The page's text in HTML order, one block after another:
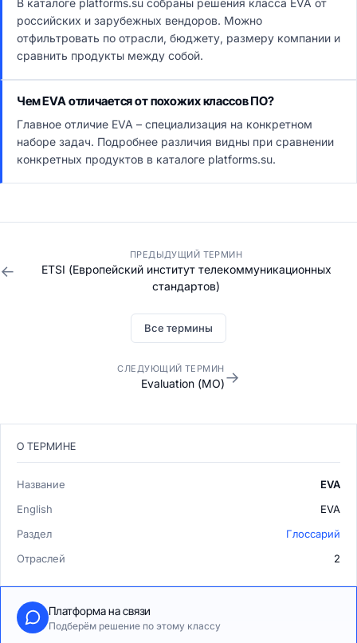
В каталоге platforms.su собраны решения класса EVA от
российских и зарубежных вендоров. Можно
отфильтровать по отрасли, бюджету, размеру компании и
сравнить продукты между собой.
Чем EVA отличается от похожих классов ПО?
Главное отличие EVA – специализация на конкретном
наборе задач. Подробнее различия видны при сравнении
конкретных продуктов в каталоге platforms.su.
←
ПРЕДЫДУЩИЙ ТЕРМИН
ETSI (Европейский институт телекоммуникационных
стандартов)
Все термины
СЛЕДУЮЩИЙ ТЕРМИН
Evaluation (МО)→
О ТЕРМИНЕ
Название
EVA
English
EVA
Раздел
Глоссарий
Отраслей
2
Платформа на связи
Подберём решение по этому классу